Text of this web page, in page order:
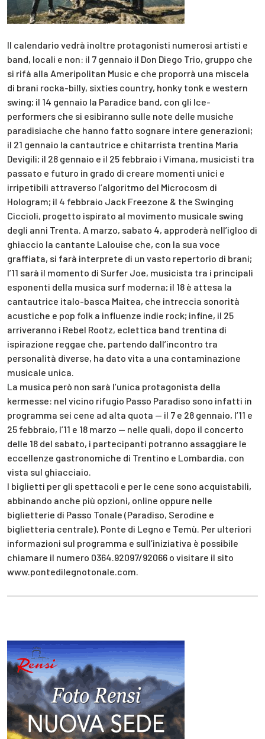
Il calendario vedrà inoltre protagonisti numerosi artisti e
band, locali e non: il 7 gennaio il Don Diego Trio, gruppo che
si rifà alla Ameripolitan Music e che proporrà una miscela
di brani rocka-billy, sixties country, honky tonk e western
swing; il 14 gennaio la Paradice band, con gli Ice-
performers che si esibiranno sulle note delle musiche
paradisiache che hanno fatto sognare intere generazioni;
il 21 gennaio la cantautrice e chitarrista trentina Maria
Devigili; il 28 gennaio e il 25 febbraio i Vimana, musicisti tra
passato e futuro in grado di creare momenti unici e
irripetibili attraverso l’algoritmo del Microcosm di
Hologram; il 4 febbraio Jack Freezone & the Swinging
Ciccioli, progetto ispirato al movimento musicale swing
degli anni Trenta. A marzo, sabato 4, approderà nell’igloo di
ghiaccio la cantante Lalouise che, con la sua voce
graffiata, si farà interprete di un vasto repertorio di brani;
l’11 sarà il momento di Surfer Joe, musicista tra i principali
esponenti della musica surf moderna; il 18 è attesa la
cantautrice italo-basca Maitea, che intreccia sonorità
acustiche e pop folk a influenze indie rock; infine, il 25
arriveranno i Rebel Rootz, eclettica band trentina di
ispirazione reggae che, partendo dall’incontro tra
personalità diverse, ha dato vita a una contaminazione
musicale unica.
La musica però non sarà l’unica protagonista della
kermesse: nel vicino rifugio Passo Paradiso sono infatti in
programma sei cene ad alta quota — il 7 e 28 gennaio, l’11 e
25 febbraio, l’11 e 18 marzo — nelle quali, dopo il concerto
delle 18 del sabato, i partecipanti potranno assaggiare le
eccellenze gastronomiche di Trentino e Lombardia, con
vista sul ghiacciaio.
I biglietti per gli spettacoli e per le cene sono acquistabili,
abbinando anche più opzioni, online oppure nelle
biglietterie di Passo Tonale (Paradiso, Serodine e
biglietteria centrale), Ponte di Legno e Temù. Per ulteriori
informazioni sul programma e sull’iniziativa è possibile
chiamare il numero 0364.92097/92066 o visitare il sito
www.pontedilegnotonale.com.